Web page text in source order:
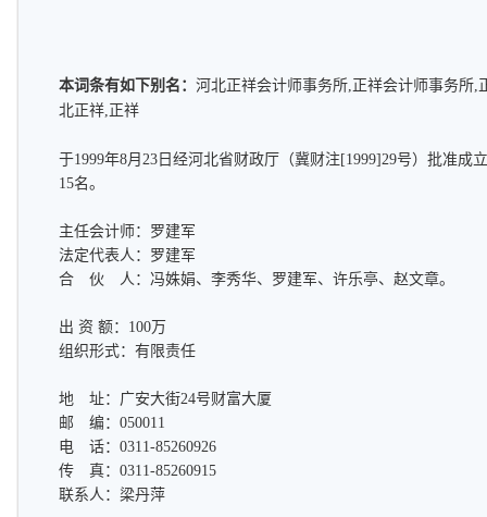
本词条有如下别名： 河北正祥会计师事务所,正祥会计师事务所,
北正祥,正祥
于1999年8月23日经河北省财政厅（冀财注[1999]29号）批准成
15名。
主任会计师：罗建军
法定代表人：罗建军
合 伙 人：冯姝娟、李秀华、罗建军、许乐亭、赵文章。
出 资 额：100万
组织形式：有限责任
地 址：广安大街24号财富大厦
邮 编：050011
电 话：0311-85260926
传 真：0311-85260915
联系人：梁丹萍